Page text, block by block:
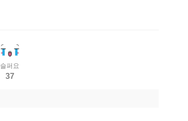
슬퍼요
37